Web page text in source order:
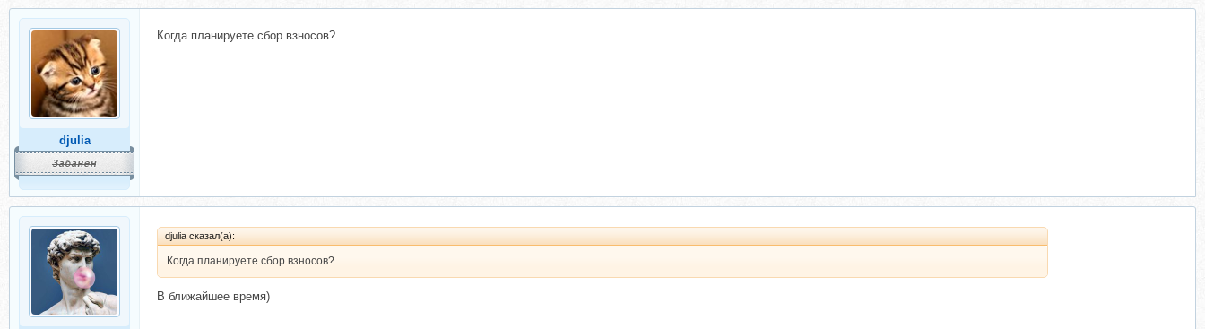
djulia
Когда планируете сбор взносов?
djulia сказал(а):
Когда планируете сбор взносов?
В ближайшее время)